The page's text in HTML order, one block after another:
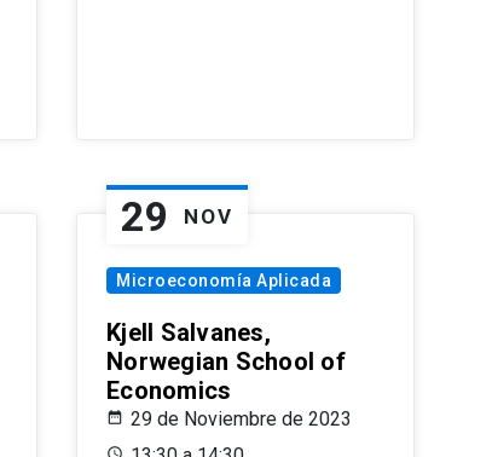
29 NOV
Microeconomía Aplicada
Kjell Salvanes,
Norwegian School of
Economics
29 de Noviembre de 2023